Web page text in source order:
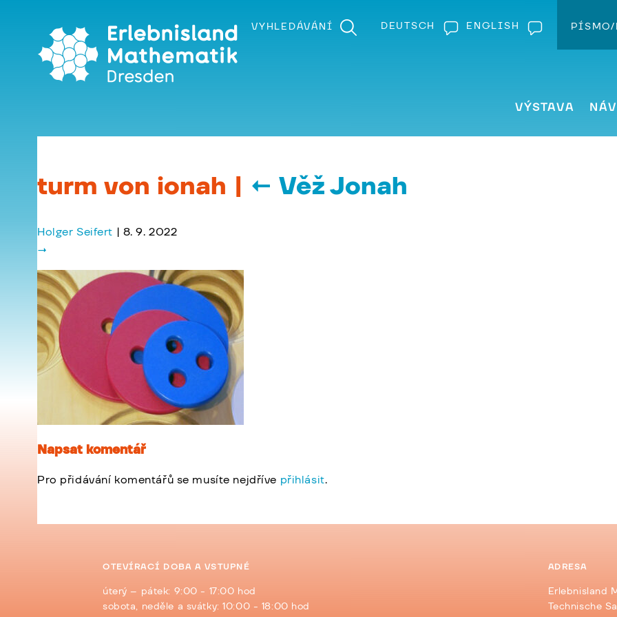
content
VYHLEDÁVÁNÍ DEUTSCH ENGLISH PÍSMO/
VÝSTAVA
turm von ionah ← Věž Jonah
Holger Seifert
8. 9. 2022
→
Napsat komentář
Pro přidávání komentářů se musíte nejdříve přihlásit.
OTEVÍRACÍ DOBA A VSTUPNÉ
úterý – pátek: 9:00 - 17:00 hod
sobota, neděle a svátky: 10:00 - 18:00 hod
ADRESA
Erlebnisland
Technische